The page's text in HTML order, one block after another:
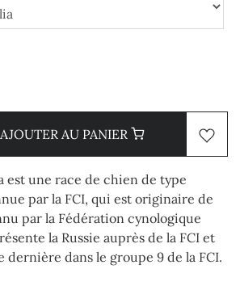
AJOUTER AU PANIER
est une race de chien de type
par la FCI, qui est originaire de
par la Fédération cynologique
la Russie auprès de la FCI et
dernière dans le groupe 9 de la FCI.